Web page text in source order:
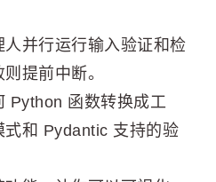
并行运行输入验证和检
提前中断。
Python 函数转换成工
式和 Pydantic 支持的验